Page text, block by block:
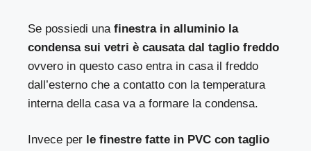
Se possiedi una finestra in alluminio la
condensa sui vetri è causata dal taglio freddo
ovvero in questo caso entra in casa il freddo
dall’esterno che a contatto con la temperatura
interna della casa va a formare la condensa.
Invece per le finestre fatte in PVC con taglio